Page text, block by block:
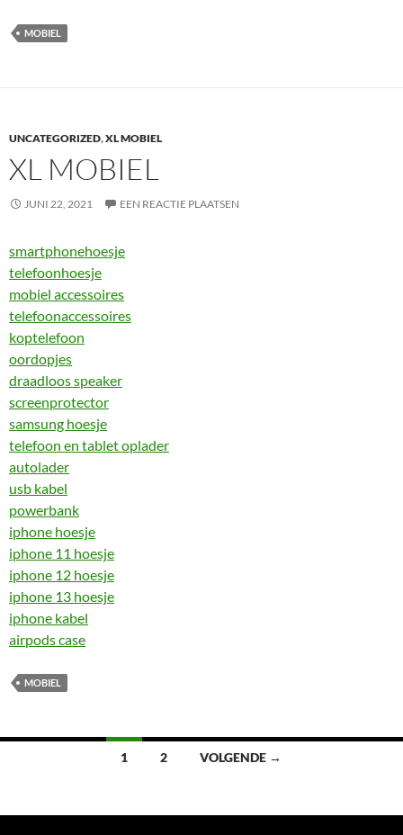
MOBIEL
UNCATEGORIZED,XL MOBIEL
XL MOBIEL
JUNI 22, 2021 EEN REACTIE PLAATSEN
smartphonehoesje
telefoonhoesje
mobiel accessoires
telefoonaccessoires
koptelefoon
oordopjes
draadloos speaker
screenprotector
samsung hoesje
telefoon en tablet oplader
autolader
usb kabel
powerbank
iphone hoesje
iphone 11 hoesje
iphone 12 hoesje
iphone 13 hoesje
iphone kabel
airpods case
MOBIEL
1 2 VOLGENDE →